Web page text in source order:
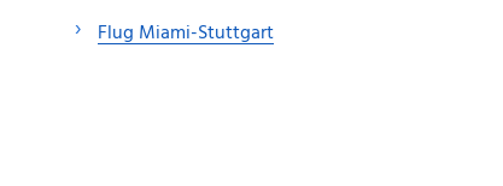
Flug Miami-Stuttgart